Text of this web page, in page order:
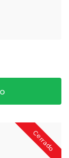
Cerrado